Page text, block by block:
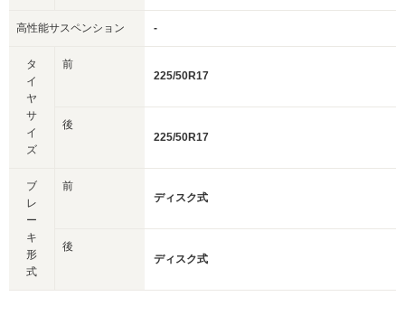
高性能サスペンション -
タ
イ
ヤ
サ
イ
ズ
前
225/50R17
後
225/50R17
ブ
レ
ー
キ
形
式
前
ディスク式
後
ディスク式